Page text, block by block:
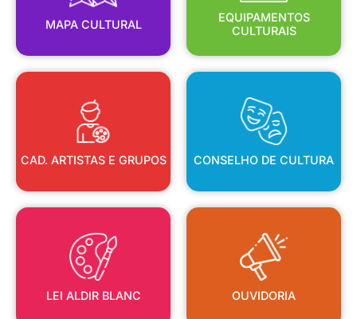
MAPA CULTURAL
EQUIPAMENTOS
CULTURAIS
CAD. ARTISTAS E GRUPOS
CAD. ARTISTAS E GRUPOS
CONSELHO DE CULTURA
CONSELHO DE CULTURA
LEI ALDIR BLANC
LEI ALDIR BLANC
OUVIDORIA
OUVIDORIA